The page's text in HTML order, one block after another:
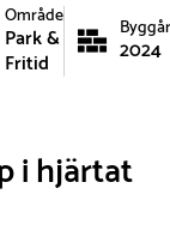
Område
Park &
Fritid
Byggår
2024
i hjärtat